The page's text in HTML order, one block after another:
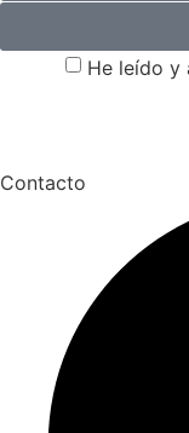
He leído y
Contacto